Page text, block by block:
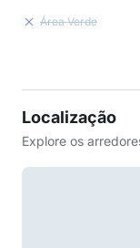
Área Verde
Localização
Explore os